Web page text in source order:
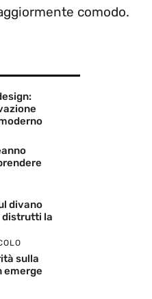
comodo.
divano
distrutti la
sulla
emerge